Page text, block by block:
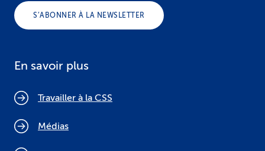
S’ABONNER À LA NEWSLETTER
En savoir plus
Travailler à la CSS
Médias